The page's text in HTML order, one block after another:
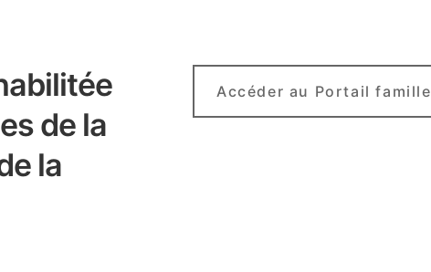
de la
la
Accéder au Portail famille